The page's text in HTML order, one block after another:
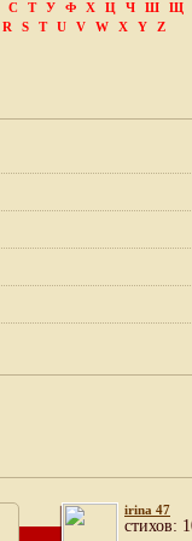
С Т У Ф Х Ц Ч Ш Щ
R S T U V W X Y
Z
irina 47
cтихов: